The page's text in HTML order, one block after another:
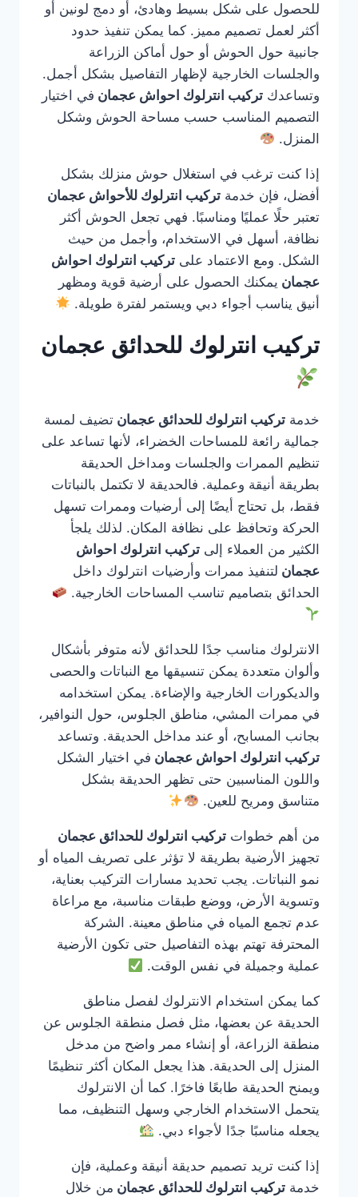
للحصول على شكل بسيط وهادئ، أو دمج لونين أو
أكثر لعمل تصميم مميز. كما يمكن تنفيذ حدود
جانبية حول الحوش أو حول أماكن الزراعة
والجلسات الخارجية لإظهار التفاصيل بشكل أجمل.
وتساعدك تركيب انترلوك احواش عجمان في اختيار
التصميم المناسب حسب مساحة الحوش وشكل
المنزل.
إذا كنت ترغب في استغلال حوش منزلك بشكل
أفضل، فإن خدمة تركيب انترلوك للأحواش عجمان
تعتبر حلًا عمليًا ومناسبًا. فهي تجعل الحوش أكثر
نظافة، أسهل في الاستخدام، وأجمل من حيث
الشكل. ومع الاعتماد على تركيب انترلوك احواش
عجمان يمكنك الحصول على أرضية قوية ومظهر
أنيق يناسب أجواء دبي ويستمر لفترة طويلة.
تركيب انترلوك للحدائق عجمان
خدمة تركيب انترلوك للحدائق عجمان تضيف لمسة
جمالية رائعة للمساحات الخضراء، لأنها تساعد على
تنظيم الممرات والجلسات ومداخل الحديقة
بطريقة أنيقة وعملية. فالحديقة لا تكتمل بالنباتات
فقط، بل تحتاج أيضًا إلى أرضيات وممرات تسهل
الحركة وتحافظ على نظافة المكان. لذلك يلجأ
الكثير من العملاء إلى تركيب انترلوك احواش
عجمان لتنفيذ ممرات وأرضيات انترلوك داخل
الحدائق بتصاميم تناسب المساحات الخارجية.
الانترلوك مناسب جدًا للحدائق لأنه متوفر بأشكال
وألوان متعددة يمكن تنسيقها مع النباتات والحصى
والديكورات الخارجية والإضاءة. يمكن استخدامه
في ممرات المشي، مناطق الجلوس، حول النوافير،
بجانب المسابح، أو عند مداخل الحديقة. وتساعد
تركيب انترلوك احواش عجمان في اختيار الشكل
واللون المناسبين حتى تظهر الحديقة بشكل
متناسق ومريح للعين.
من أهم خطوات تركيب انترلوك للحدائق عجمان
تجهيز الأرضية بطريقة لا تؤثر على تصريف المياه أو
نمو النباتات. يجب تحديد مسارات التركيب بعناية،
وتسوية الأرض، ووضع طبقات مناسبة، مع مراعاة
عدم تجمع المياه في مناطق معينة. الشركة
المحترفة تهتم بهذه التفاصيل حتى تكون الأرضية
عملية وجميلة في نفس الوقت.
كما يمكن استخدام الانترلوك لفصل مناطق
الحديقة عن بعضها، مثل فصل منطقة الجلوس عن
منطقة الزراعة، أو إنشاء ممر واضح من مدخل
المنزل إلى الحديقة. هذا يجعل المكان أكثر تنظيمًا
ويمنح الحديقة طابعًا فاخرًا. كما أن الانترلوك
يتحمل الاستخدام الخارجي وسهل التنظيف، مما
يجعله مناسبًا جدًا لأجواء دبي.
إذا كنت تريد تصميم حديقة أنيقة وعملية، فإن
خدمة تركيب انترلوك للحدائق عجمان من خلال